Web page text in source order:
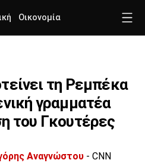
Οικονομία
τη Ρεμπέκα
γραμματέα
του Γκουτέρες
Αναγνώστου - CNN